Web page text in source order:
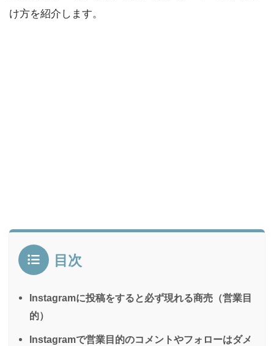
け方を紹介します。
目次
Instagramに投稿をすると必ず現れる商売（営業目
的）
Instagramで営業目的のコメントやフォローはダメ